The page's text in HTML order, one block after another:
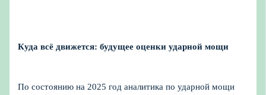
Куда всё движется: будущее оценки ударной мощи
По состоянию на 2025 год аналитика по ударной мощи